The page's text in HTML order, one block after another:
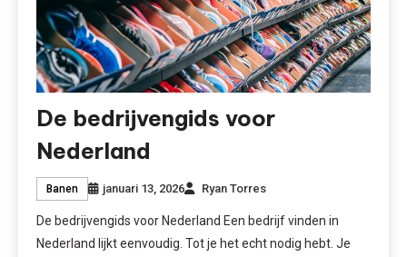
De bedrijvengids voor
Nederland
Banen januari 13, 2026 Ryan Torres
De bedrijvengids voor Nederland Een bedrijf vinden in
Nederland lijkt eenvoudig. Tot je het echt nodig hebt. Je